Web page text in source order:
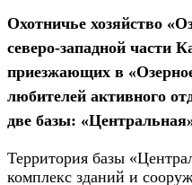
Охотничье хозяйство
северо-западной части
приезжающих в
любителей активного
две базы:
Территория базы
комплекс зданий и